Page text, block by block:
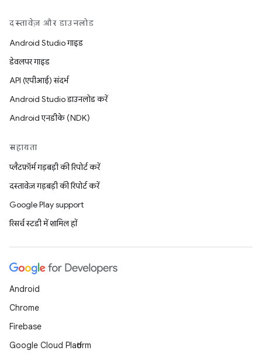
दस्तावेज़ और डाउनलोड
Android Studio गाइड
डेवलपर गाइड
API (एपीआई) संदर्भ
Android Studio डाउनलोड करें
Android एनडीके (NDK)
सहायता
प्लैटफ़ॉर्म गड़बड़ी की रिपोर्ट करें
दस्तावेज़ गड़बड़ी की रिपोर्ट करें
Google Play support
रिसर्च स्टडी में शामिल हों
Android
Chrome
Firebase
Google Cloud Platform